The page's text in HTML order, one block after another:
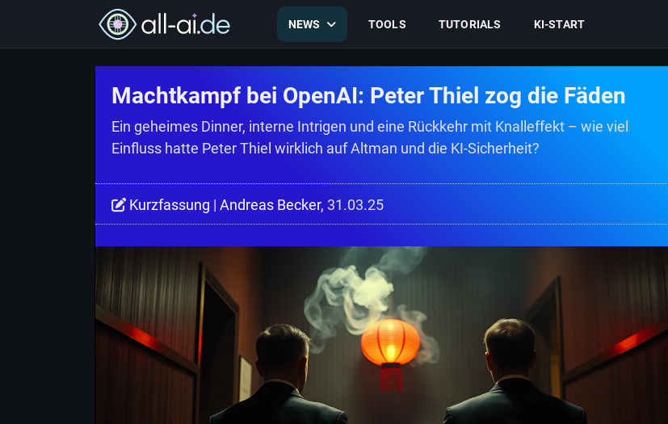
NEWS TOOLS TUTORIALS KI-START
Machtkampf bei OpenAI: Peter Thiel zog die Fäden
Ein geheimes Dinner, interne Intrigen und eine Rückkehr mit Knalleffekt – wie viel
Einfluss hatte Peter Thiel wirklich auf Altman und die KI-Sicherheit?
Kurzfassung | Andreas Becker, 31.03.25